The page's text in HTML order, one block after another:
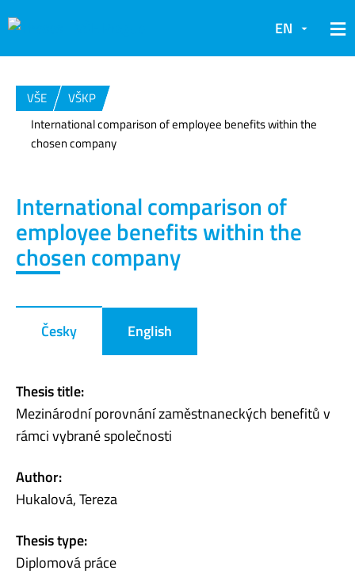
EN
VŠE
VŠKP
International comparison of employee benefits within the
chosen company
International comparison of
employee benefits within the
chosen company
Česky English
Thesis title:
Mezinárodní porovnání zaměstnaneckých benefitů v
rámci vybrané společnosti
Author:
Hukalová, Tereza
Thesis type:
Diplomová práce